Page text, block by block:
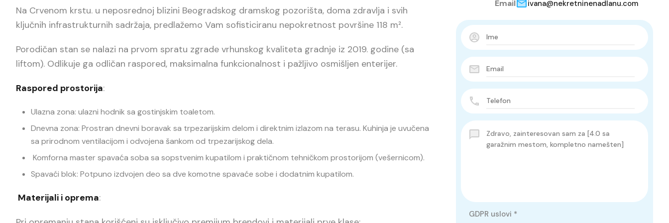
Na Crvenom krstu. u neposrednoj blizini Beogradskog dramskog pozorišta, doma zdravlja i svih
ključnih infrastrukturnih sadržaja, predlažemo Vam sofisticiranu nepokretnost površine 118 m².
Porodičan stan se nalazi na prvom spratu zgrade vrhunskog kvaliteta gradnje iz 2019. godine (sa
liftom). Odlikuje ga odličan raspored, maksimalna funkcionalnost i pažljivo osmišljen enterijer.
Raspored prostorija:
Ulazna zona: ulazni hodnik sa gostinjskim toaletom.
Dnevna zona: Prostran dnevni boravak sa trpezarijskim delom i direktnim izlazom na terasu. Kuhinja je uvučena
sa prirodnom ventilacijom i odvojena šankom od trpezarijskog dela.
Komforna master spavaća soba sa sopstvenim kupatilom i praktičnom tehničkom prostorijom (vešernicom).
Spavaći blok: Potpuno izdvojen deo sa dve komotne spavaće sobe i dodatnim kupatilom.
Materijali i oprema:
Email ivana@nekretninenadlanu.com
GDPR uslovi *